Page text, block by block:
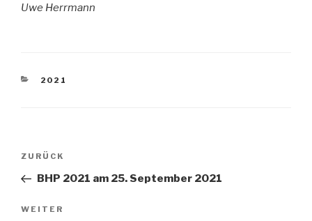
Uwe Herrmann
KATEGORIEN
2021
Beitragsnavigation
Vorheriger
Beitrag
ZURÜCK
BHP 2021 am 25. September 2021
Nächster
WEITER